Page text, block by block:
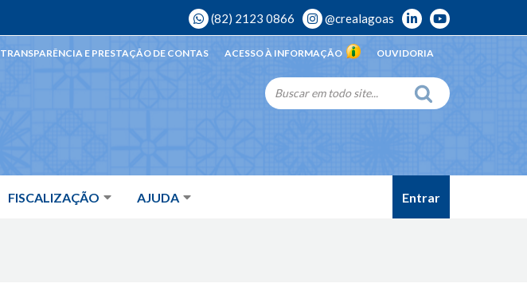
(82) 2123 0866 @crealagoas
FISCALIZAÇÃO AJUDA
OUVIDORIA
ACESSO À INFORMAÇÃO
TRANSPARÊNCIA E PRESTAÇÃO DE CONTAS
Entrar